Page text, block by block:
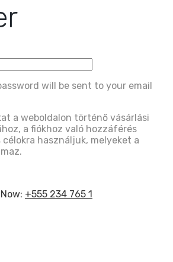
will be sent to your email
a weboldalon történő vásárlási
a fiókhoz való hozzáférés
célokra használjuk, melyeket a
+555 234 765 1